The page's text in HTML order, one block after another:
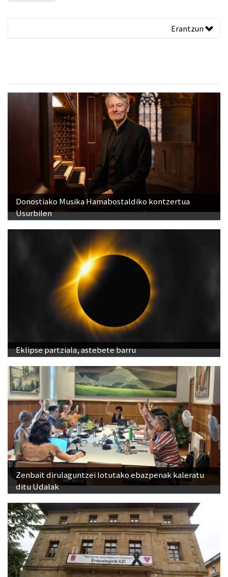
Erantzun
Donostiako Musika Hamabostaldiko kontzertua
Usurbilen
Eklipse partziala, astebete barru
Zenbait dirulaguntzei lotutako ebazpenak kaleratu
ditu Udalak